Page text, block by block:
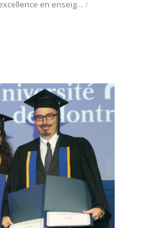
Prix d’excellence en enseignement pour Dr Martin Guimond. /